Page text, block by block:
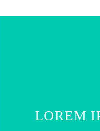
LOREM